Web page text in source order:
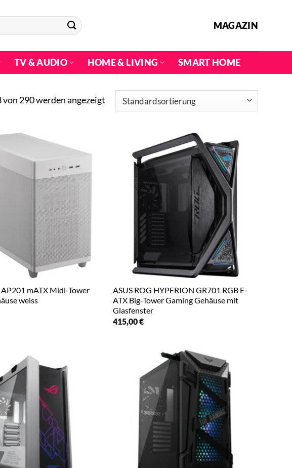
MAGAZIN
TV & AUDIO HOME & LIVING SMART HOME
von 290 werden angezeigt
AP201 mATX Midi-Tower
weiss
ASUS ROG HYPERION GR701 RGB E-
ATX Big-Tower Gaming Gehäuse mit
Glasfenster
415,00€